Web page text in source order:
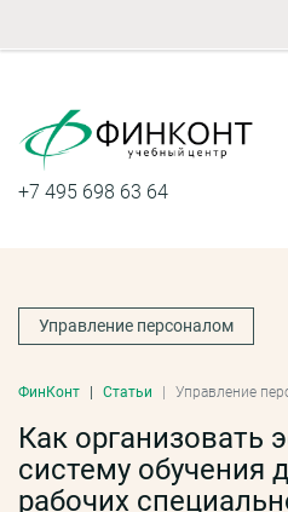
+7 495 698 63 64
Управление персоналом
ФинКонт Статьи Управление
Как организовать
систему обучения
рабочих
звонок
Даю согласие на
Заказать